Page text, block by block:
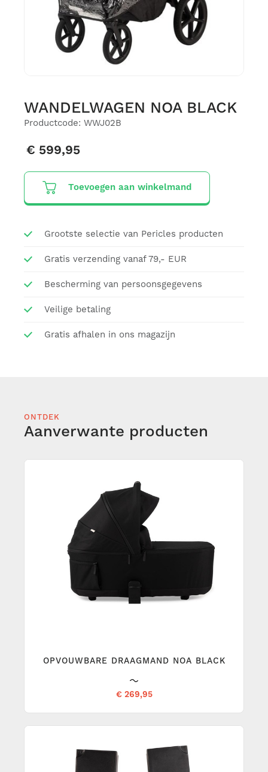
WANDELWAGEN NOA BLACK
Productcode: WWJ02B
€ 599,95
Toevoegen aan winkelmand
Grootste selectie van Pericles producten
Gratis verzending vanaf 79,- EUR
Bescherming van persoonsgegevens
Veilige betaling
Gratis afhalen in ons magazijn
ONTDEK
Aanverwante producten
OPVOUWBARE DRAAGMAND NOA BLACK
€ 269,95